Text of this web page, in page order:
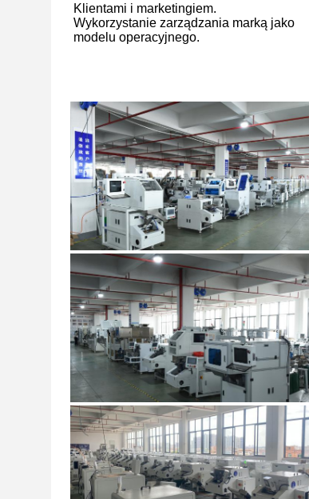
Klientami i marketingiem.
Wykorzystanie zarządzania marką jako
modelu operacyjnego.